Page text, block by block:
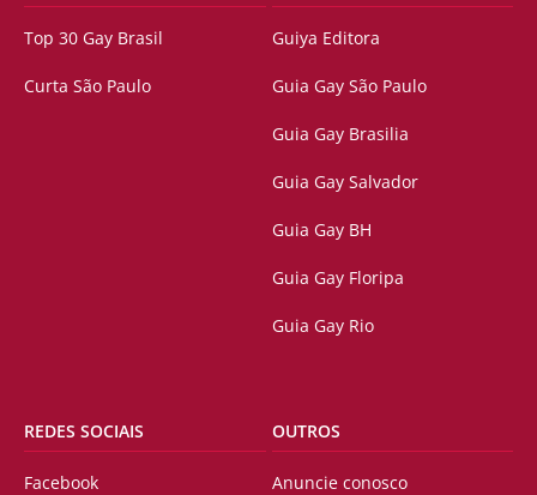
Top 30 Gay Brasil
Curta São Paulo
Guiya Editora
Guia Gay São Paulo
Guia Gay Brasilia
Guia Gay Salvador
Guia Gay BH
Guia Gay Floripa
Guia Gay Rio
REDES SOCIAIS
Facebook
OUTROS
Anuncie conosco